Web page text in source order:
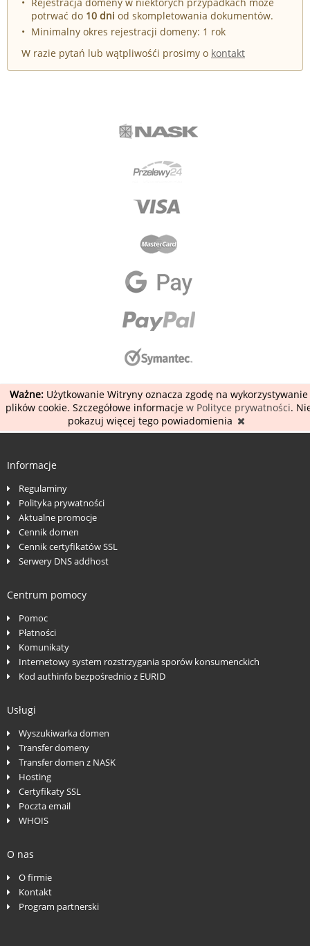
potrwać do 10 dni od skompletowania dokumentów.
Minimalny okres rejestracji domeny: 1 rok
W razie pytań lub wątpliwośći prosimy o kontakt
Ważne:Użytkowanie Witryny oznacza zgodę na wykorzystywanie
plików cookie. Szczegółowe informacje w Polityce prywatności.
pokazuj więcej tego powiadomienia
Informacje
Regulaminy
Polityka prywatności
Aktualne promocje
Cennik domen
Cennik certyfikatów SSL
Serwery DNS addhost
Centrum pomocy
Pomoc
Płatności
Komunikaty
Internetowy system rozstrzygania sporów konsumenckich
Kod authinfo bezpośrednio z EURID
Usługi
Wyszukiwarka domen
Transfer domeny
Transfer domen z NASK
Hosting
Certyfikaty SSL
Poczta email
WHOIS
O nas
O firmie
Kontakt
Program partnerski